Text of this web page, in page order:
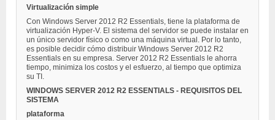
Virtualización simple
Con Windows Server 2012 R2 Essentials, tiene la plataforma de
virtualización Hyper-V. El sistema del servidor se puede instalar en
un único servidor físico o como una máquina virtual. Por lo tanto,
es posible decidir cómo distribuir Windows Server 2012 R2
Essentials en su empresa. Server 2012 R2 Essentials le ahorra
tiempo, minimiza los costos y el esfuerzo, al tiempo que optimiza
su TI.
WINDOWS SERVER 2012 R2 ESSENTIALS - REQUISITOS DEL
SISTEMA
plataforma